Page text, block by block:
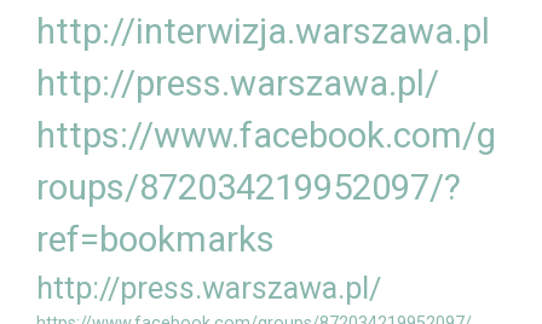
http://interwizja.warszawa.pl
http://press.warszawa.pl/
https://www.facebook.com/g
roups/872034219952097/?
ref=bookmarks
http://press.warszawa.pl/